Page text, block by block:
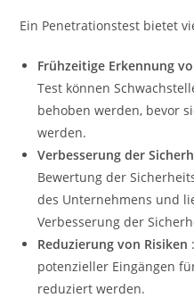
Ein Penetrationstest bietet
Frühzeitige Erkennung
Test können
behoben werden, bevor
werden.
Verbesserung der
Bewertung der
des Unternehmens und
Verbesserung der
Reduzierung von Risiken
potenzieller Eingängen
reduziert werden.